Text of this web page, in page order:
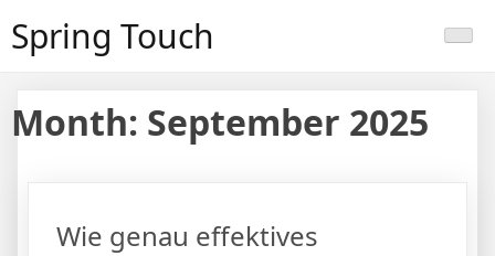
toSpring Touch
Month: September 2025
Wie genau effektives